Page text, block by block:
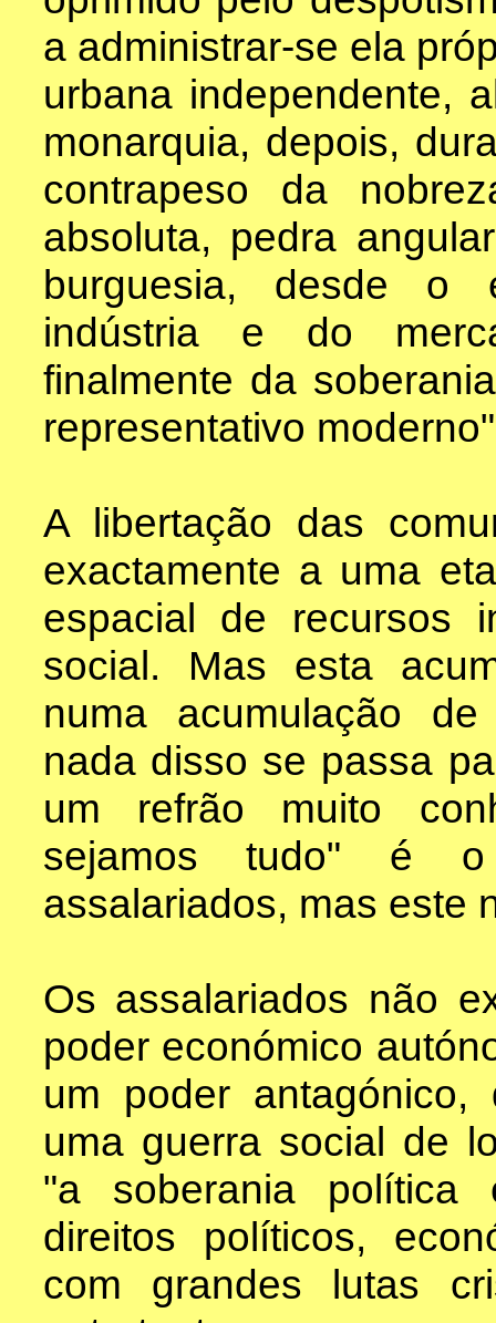
a administrar-se ela
urbana independente,
monarquia, depois,
contrapeso da
absoluta, pedra
burguesia, desde o
indústria e do
finalmente da
representativo
A libertação das
exactamente a uma
espacial de recursos
social. Mas esta
numa acumulação
nada disso se passa
um refrão muito
sejamos tudo" é o
assalariados, mas este
Os assalariados não
poder económico
um poder antagónico,
uma guerra social de
"a soberania política
direitos políticos,
com grandes lutas